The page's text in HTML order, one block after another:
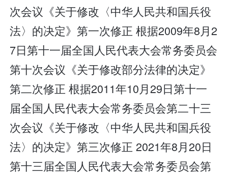
次会议《关于修改〈中华人民共和国兵役
法〉的决定》第一次修正 根据2009年8月2
7日第十一届全国人民代表大会常务委员会
第十次会议《关于修改部分法律的决定》
第二次修正 根据2011年10月29日第十一
届全国人民代表大会常务委员会第二十三
次会议《关于修改〈中华人民共和国兵役
法〉的决定》第三次修正 2021年8月20日
第十三届全国人民代表大会常务委员会第